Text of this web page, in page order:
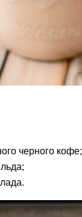
черного кофе;